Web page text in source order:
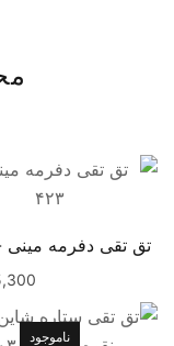
تق تقی دفرمه مینی -کد
ناموجود